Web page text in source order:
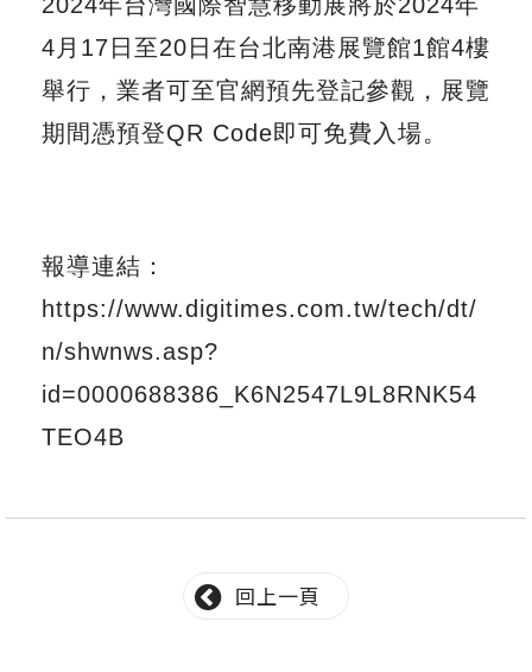
4月17日至20日在台北南港展覽館1館4樓
舉行，業者可至官網預先登記參觀，展覽
期間憑預登QR Code即可免費入場。
報導連結：
https://www.digitimes.com.tw/tech/dt/
n/shwnws.asp?
id=0000688386_K6N2547L9L8RNK54
TEO4B
回上一頁